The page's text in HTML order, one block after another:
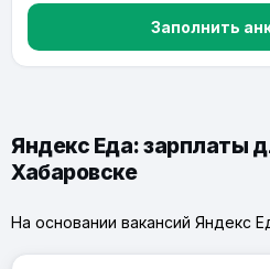
Заполнить
Яндекс Еда: зарплаты
Хабаровске
На основании вакансий Яндекс